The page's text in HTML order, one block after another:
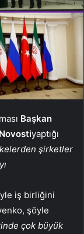
Başkan
yaptığı
şirketler
iş birliğini
şöyle
çok büyük